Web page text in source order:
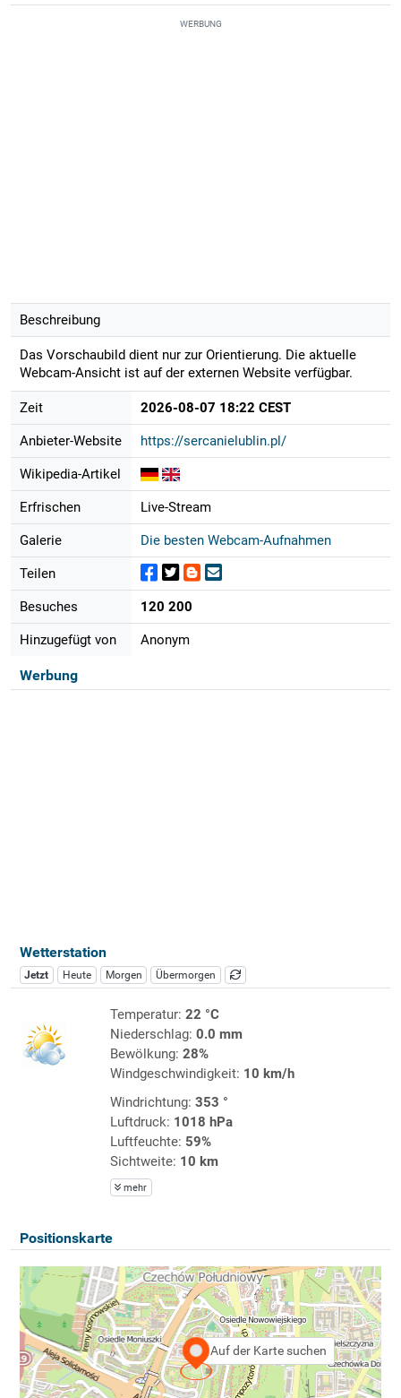
WERBUNG
Beschreibung
Das Vorschaubild dient nur zur Orientierung. Die aktuelle
Webcam-Ansicht ist auf der externen Website verfügbar.
Zeit 2026-08-07 18:22 CEST
Anbieter-Website https://sercanielublin.pl/
Wikipedia-Artikel
Erfrischen Live-Stream
Galerie Die besten Webcam-Aufnahmen
Teilen
Besuches 120 200
Hinzugefügt von Anonym
Werbung
Wetterstation
Jetzt Heute Morgen Übermorgen
Temperatur: 22 °C
Niederschlag: 0.0 mm
Bewölkung: 28%
Windgeschwindigkeit: 10 km/h
Windrichtung: 353 °
Luftdruck: 1018 hPa
Luftfeuchte: 59%
Sichtweite: 10 km
mehr
Positionskarte
Auf der Karte suchen